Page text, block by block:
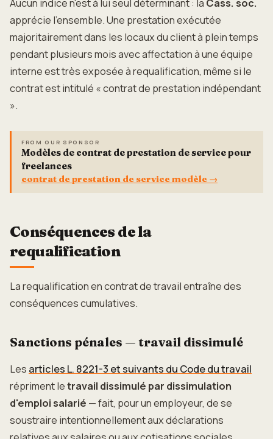
Aucun indice n'est à lui seul déterminant : la Cass. soc.
apprécie l'ensemble. Une prestation exécutée
majoritairement dans les locaux du client à plein temps
pendant plusieurs mois avec affectation à une équipe
interne est très exposée à requalification, même si le
contrat est intitulé « contrat de prestation indépendant
».
FROM OUR SPONSOR
Modèles de contrat de prestation de service pour
freelances
contrat de prestation de service modèle →
Conséquences de la
requalification
La requalification en contrat de travail entraîne des
conséquences cumulatives.
Sanctions pénales — travail dissimulé
Les articles L. 8221-3 et suivants du Code du travail
répriment letravail dissimulé par dissimulation
d'emploi salarié — fait, pour un employeur, de se
soustraire intentionnellement aux déclarations